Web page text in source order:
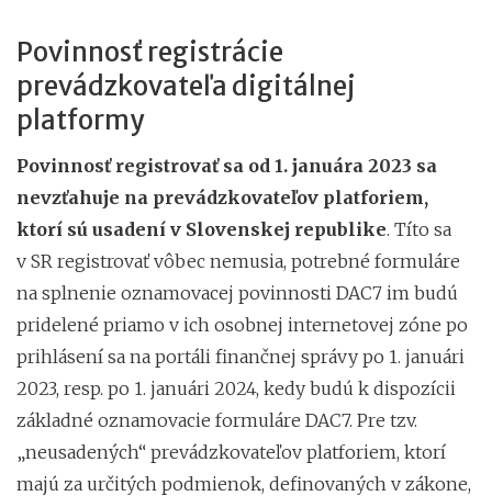
Povinnosť registrácie
prevádzkovateľa digitálnej
platformy
Povinnosť registrovať sa od 1. januára 2023 sa
nevzťahuje na prevádzkovateľov platforiem,
ktorí sú usadení v Slovenskej republike. Títo sa
v SR registrovať vôbec nemusia, potrebné formuláre
na splnenie oznamovacej povinnosti DAC7 im budú
pridelené priamo v ich osobnej internetovej zóne po
prihlásení sa na portáli finančnej správy po 1. januári
2023, resp. po 1. januári 2024, kedy budú k dispozícii
základné oznamovacie formuláre DAC7. Pre tzv.
„neusadených“ prevádzkovateľov platforiem, ktorí
majú za určitých podmienok, definovaných v zákone,